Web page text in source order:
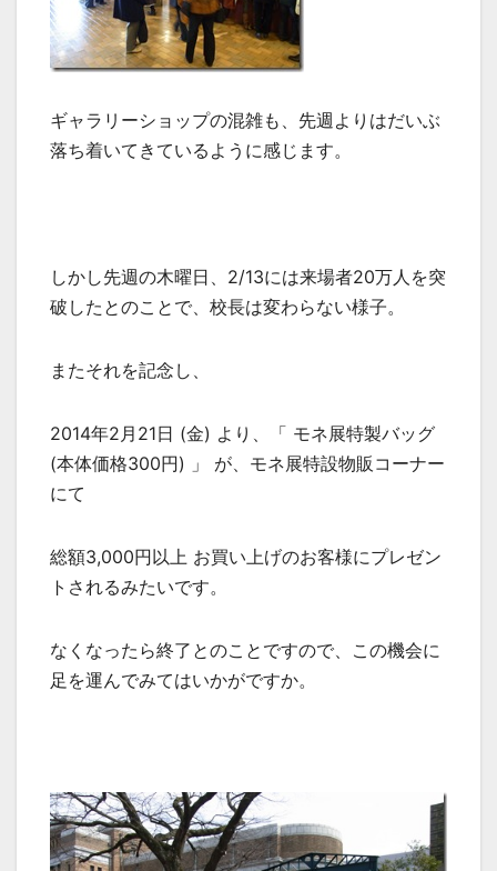
ギャラリーショップの混雑も、先週よりはだいぶ
落ち着いてきているように感じます。
しかし先週の木曜日、2/13には来場者20万人を突
破したとのことで、校長は変わらない様子。
またそれを記念し、
2014年2月21日 (金) より、「 モネ展特製バッグ
(本体価格300円) 」 が、モネ展特設物販コーナー
にて
総額3,000円以上 お買い上げのお客様にプレゼン
トされるみたいです。
なくなったら終了とのことですので、この機会に
足を運んでみてはいかがですか。